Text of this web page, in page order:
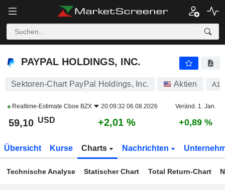
PAYPAL HOLDINGS, INC.
PAYPAL HOLDINGS, INC.
Sektoren-Chart PayPal Holdings, Inc. Aktien
Realtime-Estimate Cboe BZX 20:09:32 06.08.2026 Veränd. 1. Jan.
59,10 USD +2,01 % +0,89 %
Übersicht Kurse Charts Nachrichten
Technische Analyse Statischer Chart Total Return-Chart